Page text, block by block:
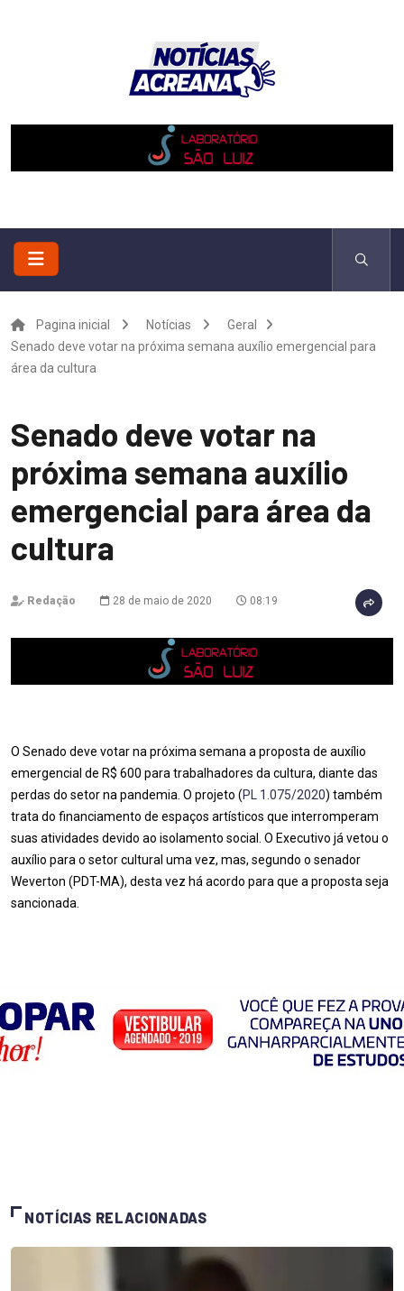
Pagina inicial Notícias
Geral
Senado deve votar na próxima semana auxílio emergencial para
área da cultura
Senado deve votar na
próxima semana auxílio
emergencial para área da
cultura
Redação 28 de maio de 2020 08:19
O Senado deve votar na próxima semana a proposta de auxílio
emergencial de R$ 600 para trabalhadores da cultura, diante das
perdas do setor na pandemia. O projeto (PL 1.075/2020) também
trata do financiamento de espaços artísticos que interromperam
suas atividades devido ao isolamento social. O Executivo já vetou o
auxílio para o setor cultural uma vez, mas, segundo o senador
Weverton (PDT-MA), desta vez há acordo para que a proposta seja
sancionada.
NOTÍCIAS RELACIONADAS